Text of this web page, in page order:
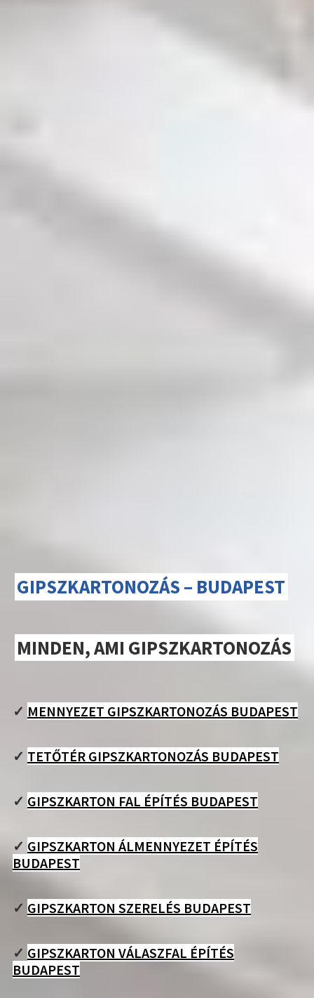
GIPSZKARTONOZÁS – BUDAPEST
MINDEN, AMI GIPSZKARTONOZÁS
✓ MENNYEZET GIPSZKARTONOZÁS BUDAPEST
✓ TETŐTÉR GIPSZKARTONOZÁS BUDAPEST
✓ GIPSZKARTON FAL ÉPÍTÉS BUDAPEST
✓ GIPSZKARTON ÁLMENNYEZET ÉPÍTÉS
BUDAPEST
✓ GIPSZKARTON SZERELÉS BUDAPEST
✓ GIPSZKARTON VÁLASZFAL ÉPÍTÉS
BUDAPEST